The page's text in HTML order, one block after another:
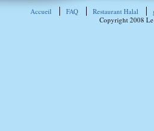
Accueil FAQ Restaurant Halal
Copyright 2008